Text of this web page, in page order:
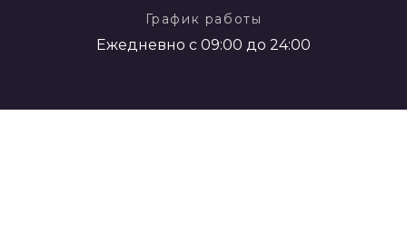
График работы
Ежедневно с 09:00 до 24:00